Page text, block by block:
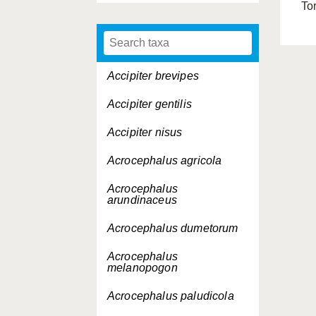
Accipiter brevipes
Accipiter gentilis
Accipiter nisus
Acrocephalus agricola
Acrocephalus
arundinaceus
Acrocephalus dumetorum
Acrocephalus
melanopogon
Acrocephalus paludicola